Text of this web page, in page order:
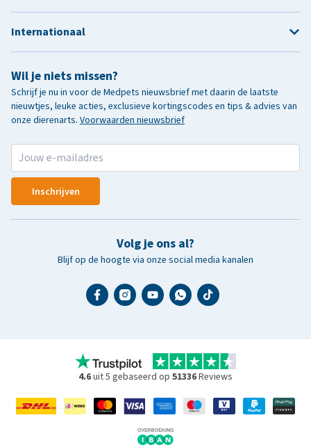
Wil je niets missen?
Schrijf je nu in voor de Medpets nieuwsbrief met daarin de laatste
nieuwtjes, leuke acties, exclusieve kortingscodes en tips & advies van
onze dierenarts. Voorwaarden nieuwsbrief
Inschrijven
Volg je ons al?
Blijf op de hoogte via onze social media kanalen
Internationaal
4.6uit 5 gebaseerd op 51336Reviews